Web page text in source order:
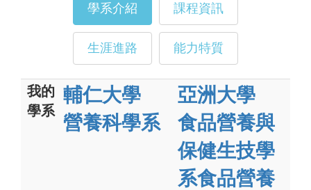
學系介紹 課程資訊
生涯進路 能力特質
我的
學系
輔仁大學
營養科學系
亞洲大學
食品營養與
保健生技學
系食品營養